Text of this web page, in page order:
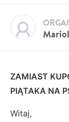
ZAMIAST
PIĄTAKA NA
Witaj,